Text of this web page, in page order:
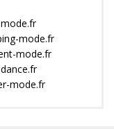
mode.fr
mode.fr
mode.fr